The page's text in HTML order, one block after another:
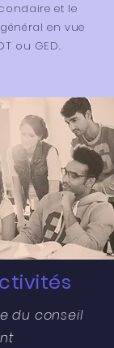
et le
en vue
ou GED.
du conseil